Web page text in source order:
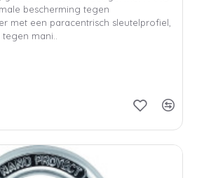
bescherming tegen
met een paracentrisch sleutelprofiel,
mani..